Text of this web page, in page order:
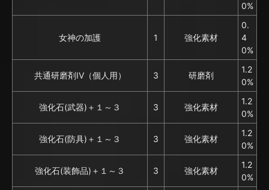
0%
女神の加護 1 強化素材
0.
4
0%
共通研磨剤IV（個人用） 3 研磨剤
1.2
0%
強化石(武器)＋１～３ 3 強化素材
1.2
0%
強化石(防具)＋１～３ 3 強化素材
1.2
0%
強化石(装飾品)＋１～３ 3 強化素材
1.2
0%